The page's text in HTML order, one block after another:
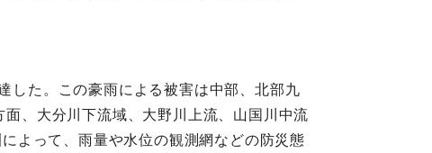
した。この豪雨による被害は中部、北部九
、大分川下流域、大野川上流、山国川中流
よって、雨量や水位の観測網などの防災態